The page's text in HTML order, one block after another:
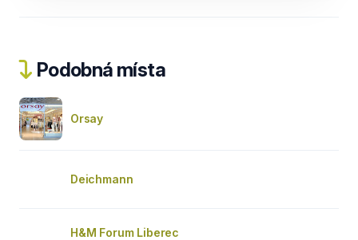
Podobná místa
Orsay
Deichmann
H&M Forum Liberec